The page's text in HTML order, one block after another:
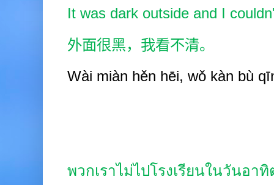
It was dark outside and I
外面很黑，我看不清。
Wài miàn hěn hēi, wǒ kàn bù
พวกเราไม่ไปโรงเรียนในวันอา